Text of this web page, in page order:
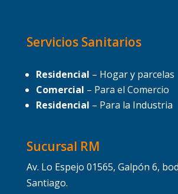
Servicios Sanitarios
Residencial – Hogar y parcelas
Comercial – Para el Comercio
Residencial – Para la Industria
Sucursal RM
Av. Lo Espejo 01565, Galpón 6,
Santiago.